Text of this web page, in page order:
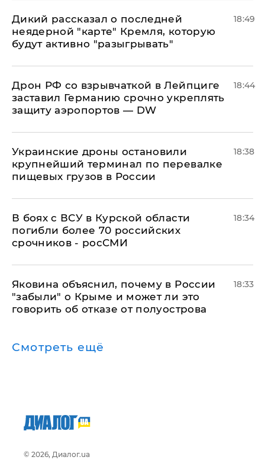
Дикий рассказал о последней
неядерной "карте" Кремля, которую
будут активно "разыгрывать"
18:49
​Дрон РФ со взрывчаткой в Лейпциге
заставил Германию срочно укреплять
защиту аэропортов — DW
18:44
Украинские дроны остановили
крупнейший терминал по перевалке
пищевых грузов в России
18:38
В боях с ВСУ в Курской области
погибли более 70 российских
срочников - росСМИ
18:34
Яковина объяснил, почему в России
"забыли" о Крыме и может ли это
говорить об отказе от полуострова
18:33
Смотреть ещё
© 2026, Диалог.ua